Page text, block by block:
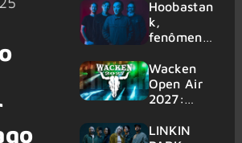
Hoobastan
k,
fenômeno
rock anos
2000,
volta ao
6 shows
Wacken
Open Air
2027:
amplia
LINKIN